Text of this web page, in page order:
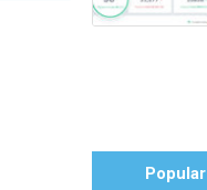
Popular